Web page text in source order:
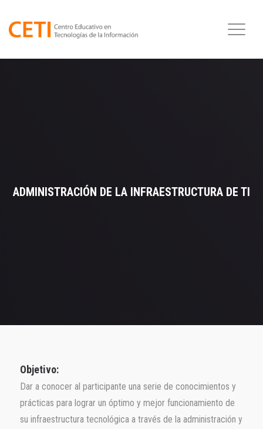
ADMINISTRACIÓN DE LA INFRAESTRUCTURA DE TI
Objetivo:
Dar a conocer al participante una serie de conocimientos y
prácticas para lograr un óptimo y mejor funcionamiento de
su infraestructura tecnológica a través de la administración y